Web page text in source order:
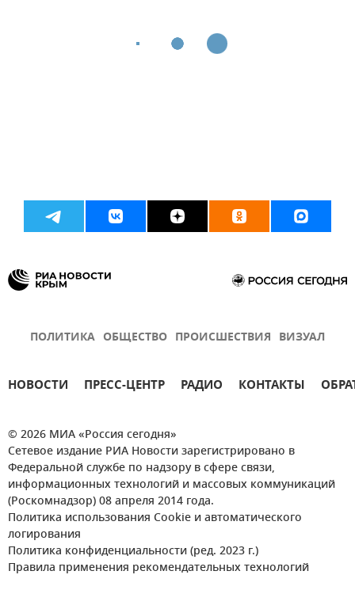
ПОЛИТИКА ОБЩЕСТВО ПРОИСШЕСТВИЯ ВИЗУАЛ
НОВОСТИ ПРЕСС-ЦЕНТР РАДИО КОНТАКТЫ
© 2026 МИА «Россия сегодня»
Сетевое издание РИА Новости зарегистрировано в
Федеральной службе по надзору в сфере связи,
информационных технологий и массовых коммуникаций
(Роскомнадзор) 08 апреля 2014 года.
Политика использования Cookie и автоматического
логирования
Политика конфиденциальности (ред. 2023 г.)
Правила применения рекомендательных технологий